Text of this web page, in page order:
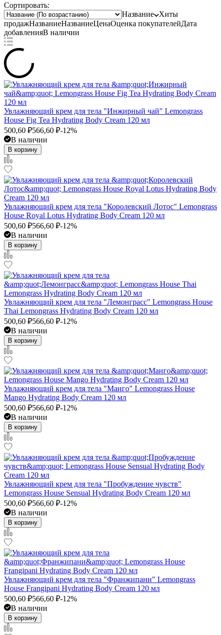
Сортировать:
Название
Хиты
продажНазваниеНазваниеЦенаОценка покупателейДата
добавленияВ наличии
​Увлажняющий крем для тела "Инжирный чай" Lemongrass
House Fig Tea Hydrating Body Cream 120 мл
500,60 ₽566,60 ₽-12%
В наличии
В корзину
​Увлажняющий крем для тела "Королевский Лотос" Lemongrass
House Royal Lotus Hydrating Body Cream 120 мл
500,60 ₽566,60 ₽-12%
В наличии
В корзину
​Увлажняющий крем для тела "Лемонграсс" Lemongrass House
Thai Lemongrass Hydrating Body Cream 120 мл
500,60 ₽566,60 ₽-12%
В наличии
В корзину
​Увлажняющий крем для тела "Манго" Lemongrass House
Mango Hydrating Body Cream 120 мл
500,60 ₽566,60 ₽-12%
В наличии
В корзину
​Увлажняющий крем для тела "Пробуждение чувств"
Lemongrass House Sensual Hydrating Body Cream 120 мл
500,60 ₽566,60 ₽-12%
В наличии
В корзину
​Увлажняющий крем для тела "Франжипани" Lemongrass
House Frangipani Hydrating Body Cream 120 мл
500,60 ₽566,60 ₽-12%
В наличии
В корзину